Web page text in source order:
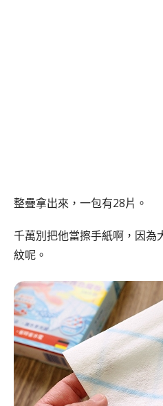
整疊拿出來，一包有28片。
千萬別把他當擦手紙啊，因為
紋呢。